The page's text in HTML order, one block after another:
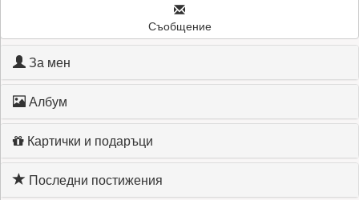
Съобщение
За мен
Албум
Картички и подаръци
Последни постижения